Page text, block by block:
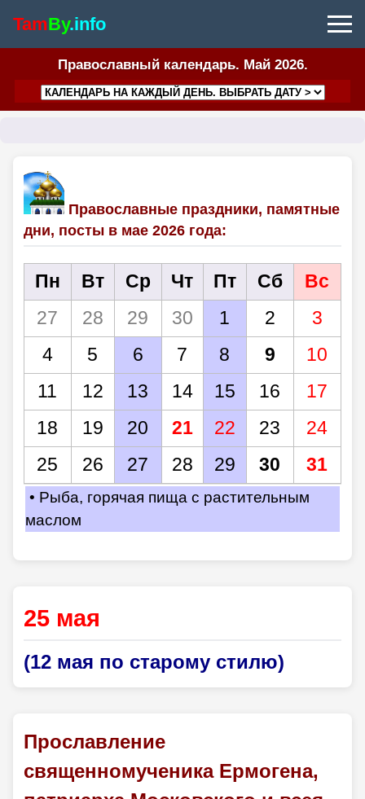
TamBy.info
Православный календарь. Май 2026.
Православные праздники, памятные
дни, посты в мае 2026 года:
Пн Вт Ср Чт Пт Сб
Вс
27
28 29 30 1 2
3
4
5 6 7 8 9
10
11
12 13 14 15 16
17
18
19 20 21 22 23
24
25
26 27 28 29 30 31
• Рыба, горячая пища с растительным
маслом
25 мая
(12 мая по старому стилю)
Прославление
священномученика Ермогена,